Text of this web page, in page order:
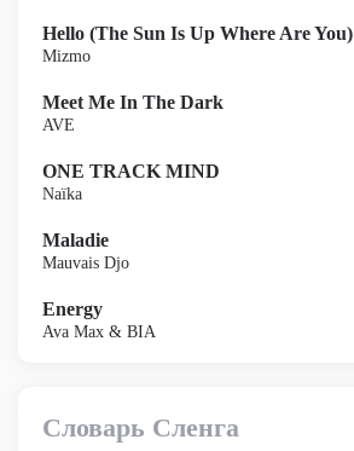
Hello (The Sun Is Up Where Are You)
Mizmo
Meet Me In The Dark
AVE
ONE TRACK MIND
Naïka
Maladie
Mauvais Djo
Energy
Ava Max & BIA
Словарь Сленга